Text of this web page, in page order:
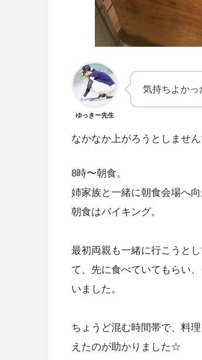
ゆっきー先生
気持ちよか
なかなか上がろうとしませ
8時〜朝食。
姉家族と一緒に朝食会場へ
朝食はバイキング。
最初両親も一緒に行こうと
て、先に食べていてもらい
いました。
ちょうど混む時間帯で、料
えたのが助かりました☆